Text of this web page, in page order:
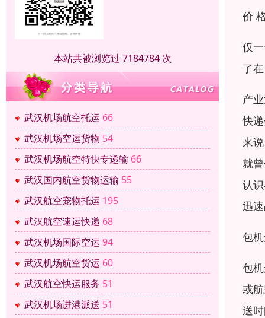
本站共被浏览过 7184784 次
武汉机场航空托运 66
武汉机场空运货物 54
武汉机场航空特快专递输 66
武汉国内航空货物运输 55
武汉航空宠物托运 195
武汉航空速运快递 68
武汉机场国际空运 94
武汉机场航空货运 60
武汉航空快运服务 51
武汉机场进港派送 51
价
仅
了
产
快
来
就
认
迅
包
包
或
送